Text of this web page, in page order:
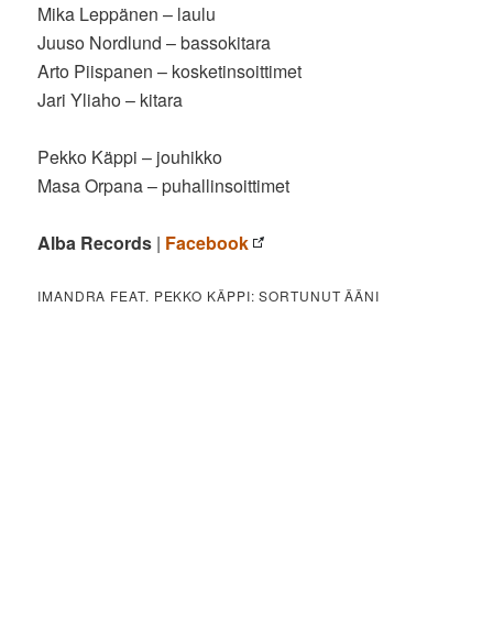
Mika Leppänen – laulu
Juuso Nordlund – bassokitara
Arto Piispanen – kosketinsoittimet
Jari Yliaho – kitara
Pekko Käppi – jouhikko
Masa Orpana – puhallinsoittimet
Alba Records | Facebook
IMANDRA FEAT. PEKKO KÄPPI: SORTUNUT ÄÄNI